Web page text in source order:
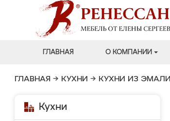
ГЛАВНАЯ О КОМПАНИИ
ГЛАВНАЯ → КУХНИ → КУХНИ ИЗ ЭМАЛИ
Кухни